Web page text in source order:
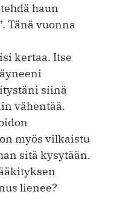
haun
Tänä vuonna
kertaa. Itse
siinä
vähentää.
myös vilkaistu
sitä kysytään.
lienee?